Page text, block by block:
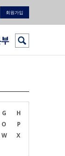
회원가입
G
H
O
P
W
X